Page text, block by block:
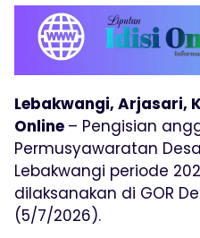
Lebakwangi, Arjasari,
Online – Pengisian
Permusyawaratan
Lebakwangi periode
dilaksanakan di GOR
(5/7/2026).